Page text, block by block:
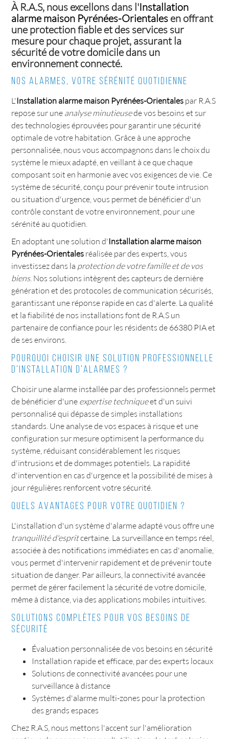
À R.A.S, nous excellons dans l'Installation
alarme maison Pyrénées-Orientales en offrant
une protection fiable et des services sur
mesure pour chaque projet, assurant la
sécurité de votre domicile dans un
environnement connecté.
Nos alarmes, votre sérénité quotidienne
L'Installation alarme maison Pyrénées-Orientales par R.A.S
repose sur une analyse minutieusede vos besoins et sur
des technologies éprouvées pour garantir une sécurité
optimale de votre habitation. Grâce à une approche
personnalisée, nous vous accompagnons dans le choix du
système le mieux adapté, en veillant à ce que chaque
composant soit en harmonie avec vos exigences de vie. Ce
système de sécurité, conçu pour prévenir toute intrusion
ou situation d'urgence, vous permet de bénéficier d'un
contrôle constant de votre environnement, pour une
sérénité au quotidien.
En adoptant une solution d'Installation alarme maison
Pyrénées-Orientales réalisée par des experts, vous
investissez dans la protection de votre famille et de vos
biens. Nos solutions intègrent des capteurs de dernière
génération et des protocoles de communication sécurisés,
garantissant une réponse rapide en cas d'alerte. La qualité
et la fiabilité de nos installations font de R.A.S un
partenaire de confiance pour les résidents de 66380 PIA et
de ses environs.
Pourquoi choisir une solution professionnelle
d'installation d'alarmes ?
Choisir une alarme installée par des professionnels permet
de bénéficier d'une expertise techniqueet d'un suivi
personnalisé qui dépasse de simples installations
standards. Une analyse de vos espaces à risque et une
configuration sur mesure optimisent la performance du
système, réduisant considérablement les risques
d'intrusions et de dommages potentiels. La rapidité
d'intervention en cas d'urgence et la possibilité de mises à
jour régulières renforcent votre sécurité.
Quels avantages pour votre quotidien ?
L'installation d'un système d'alarme adapté vous offre une
tranquillité d'espritcertaine. La surveillance en temps réel,
associée à des notifications immédiates en cas d'anomalie,
vous permet d'intervenir rapidement et de prévenir toute
situation de danger. Par ailleurs, la connectivité avancée
permet de gérer facilement la sécurité de votre domicile,
même à distance, via des applications mobiles intuitives.
Solutions complètes pour vos besoins de
sécurité
Évaluation personnalisée de vos besoins en sécurité
Installation rapide et efficace, par des experts locaux
Solutions de connectivité avancées pour une
surveillance à distance
Systèmes d'alarme multi-zones pour la protection
des grands espaces
Chez R.A.S, nous mettons l'accent sur l'amélioration